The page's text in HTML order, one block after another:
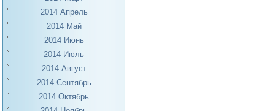
2014 Апрель
2014 Май
2014 Июнь
2014 Июль
2014 Август
2014 Сентябрь
2014 Октябрь